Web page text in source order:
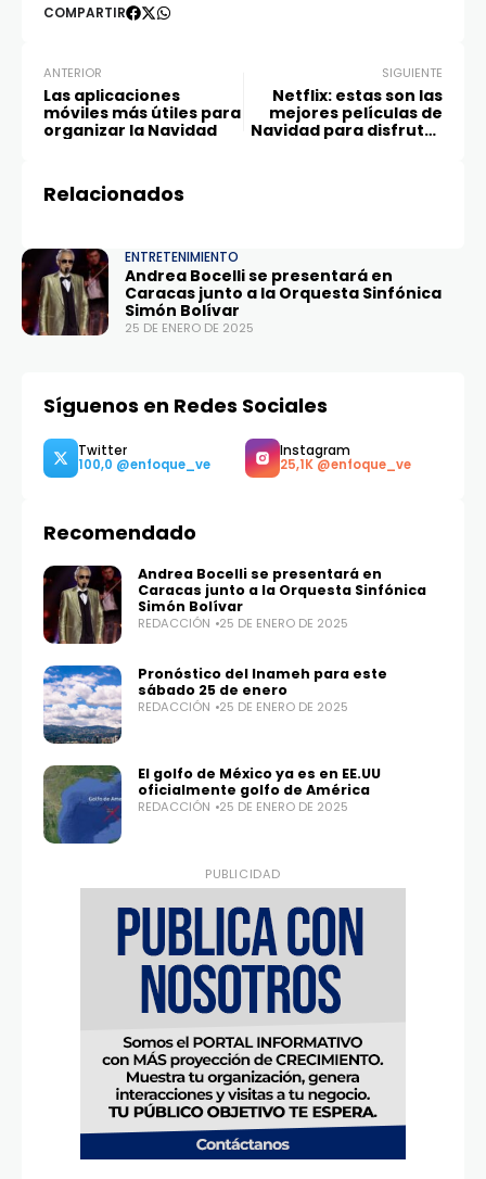
COMPARTIR
ANTERIOR
Las aplicaciones
móviles más útiles para
organizar la Navidad
SIGUIENTE
Netflix: estas son las
mejores películas de
Navidad para disfrutar
Relacionados
ENTRETENIMIENTO
Andrea Bocelli se presentará en
Caracas junto a la Orquesta Sinfónica
Simón Bolívar
25 DE ENERO DE 2025
Síguenos en Redes Sociales
Twitter
Recomendado
Andrea Bocelli se presentará en
Caracas junto a la Orquesta Sinfónica
Simón Bolívar
REDACCIÓN 25 DE ENERO DE 2025
Pronóstico del Inameh para este
sábado 25 de enero
REDACCIÓN 25 DE ENERO DE 2025
El golfo de México ya es en EE.UU
oficialmente golfo de América
REDACCIÓN 25 DE ENERO DE 2025
PUBLICIDAD